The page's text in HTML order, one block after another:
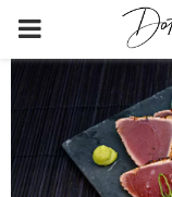
PRIMARY
MENU